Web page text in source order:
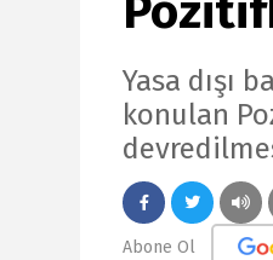
Yasa dışı
konulan
Abone Ol